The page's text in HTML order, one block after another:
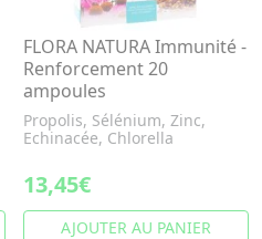
FLORA NATURA Immunité -
Renforcement 20
ampoules
Propolis, Sélénium, Zinc,
Echinacée, Chlorella
13,45€
AJOUTER AU PANIER